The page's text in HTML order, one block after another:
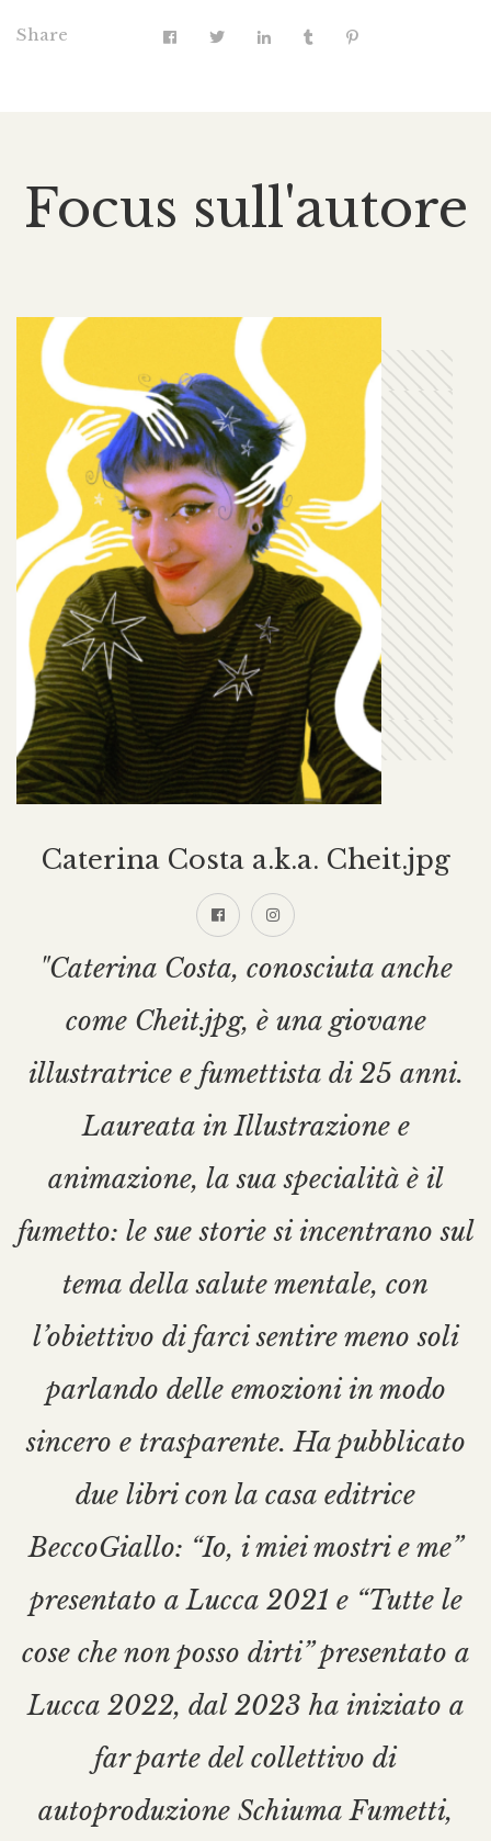
Share
Focus sull'autore
Caterina Costa a.k.a. Cheit.jpg
"Caterina Costa, conosciuta anche
come Cheit.jpg, è una giovane
illustratrice e fumettista di 25 anni.
Laureata in Illustrazione e
animazione, la sua specialità è il
fumetto: le sue storie si incentrano sul
tema della salute mentale, con
l’obiettivo di farci sentire meno soli
parlando delle emozioni in modo
sincero e trasparente. Ha pubblicato
due libri con la casa editrice
BeccoGiallo: “Io, i miei mostri e me”
presentato a Lucca 2021 e “Tutte le
cose che non posso dirti” presentato a
Lucca 2022, dal 2023 ha iniziato a
far parte del collettivo di
autoproduzione Schiuma Fumetti,